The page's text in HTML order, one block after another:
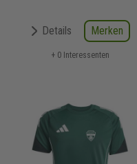
Details Merken
+ 0 Interessenten